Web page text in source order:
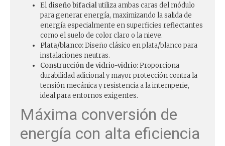
Eldiseño bifacialutiliza ambas caras del módulo
para generar energía, maximizando la salida de
energía especialmente en superficies reflectantes
como el suelo de color claro o la nieve.
Plata/blanco:Diseño clásico en plata/blanco para
instalaciones neutras.
Construcción de vidrio-vidrio:Proporciona
durabilidad adicional y mayor protección contra la
tensión mecánica y resistencia a la intemperie,
ideal para entornos exigentes.
Máxima conversión de
energía con alta eficiencia